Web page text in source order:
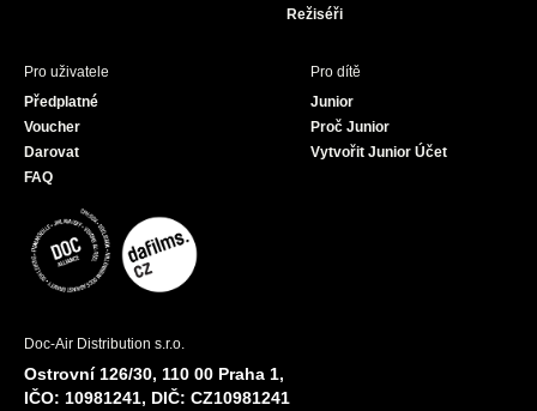
Režiséři
Pro uživatele
Předplatné
Voucher
Darovat
FAQ
Pro dítě
Junior
Proč Junior
Vytvořit Junior Účet
Doc-Air Distribution s.r.o.
Ostrovní 126/30, 110 00 Praha 1,
IČO: 10981241, DIČ: CZ10981241